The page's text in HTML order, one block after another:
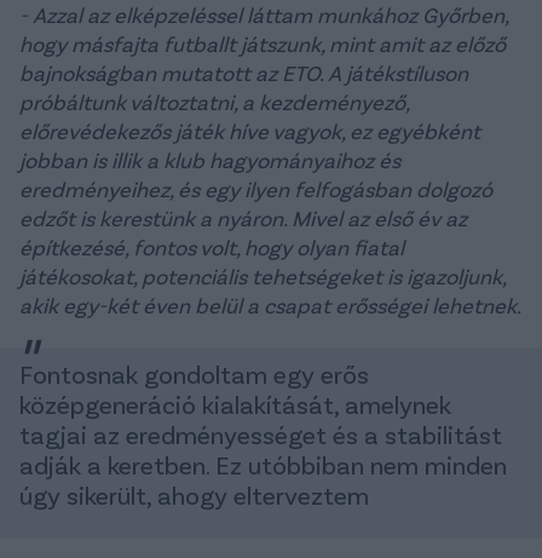
- Azzal az elképzeléssel láttam munkához Győrben,
hogy másfajta futballt játszunk, mint amit az előző
bajnokságban mutatott az ETO. A játékstíluson
próbáltunk változtatni, a kezdeményező,
előrevédekezős játék híve vagyok, ez egyébként
jobban is illik a klub hagyományaihoz és
eredményeihez, és egy ilyen felfogásban dolgozó
edzőt is kerestünk a nyáron. Mivel az első év az
építkezésé, fontos volt, hogy olyan fiatal
játékosokat, potenciális tehetségeket is igazoljunk,
akik egy-két éven belül a csapat erősségei lehetnek.
Fontosnak gondoltam egy erős
középgeneráció kialakítását, amelynek
tagjai az eredményességet és a stabilitást
adják a keretben. Ez utóbbiban nem minden
úgy sikerült, ahogy elterveztem